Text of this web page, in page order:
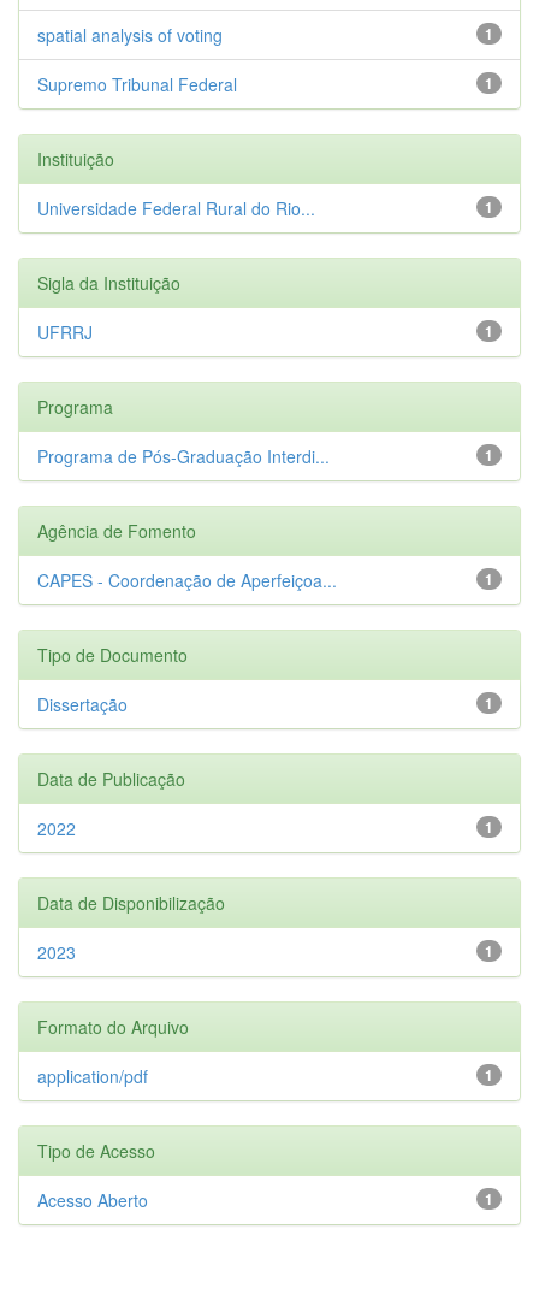
1
spatial analysis of voting
1
Supremo Tribunal Federal
Instituição
1
Universidade Federal Rural do Rio...
Sigla da Instituição
1
UFRRJ
Programa
1
Programa de Pós-Graduação Interdi...
Agência de Fomento
1
CAPES - Coordenação de Aperfeiçoa...
Tipo de Documento
1
Dissertação
Data de Publicação
1
2022
Data de Disponibilização
1
2023
Formato do Arquivo
1
application/pdf
Tipo de Acesso
1
Acesso Aberto